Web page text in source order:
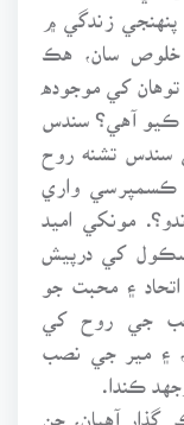
زندگي ۾
خلوص سان، هڪ
کي موجوده
ڪيو آهي؟ سندس
سندس تشنه روح
ڪسمپرسي واري
مونکي اميد
کي درپيش
۽ محبت جو
جي روح کي
۽ مير جي نصب
ڪندا.
آهيان، جن